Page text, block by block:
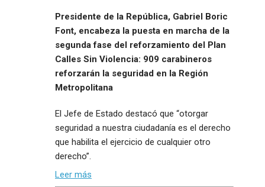
Presidente de la República, Gabriel Boric
Font, encabeza la puesta en marcha de la
segunda fase del reforzamiento del Plan
Calles Sin Violencia: 909 carabineros
reforzarán la seguridad en la Región
Metropolitana
El Jefe de Estado destacó que “otorgar
seguridad a nuestra ciudadanía es el derecho
que habilita el ejercicio de cualquier otro
derecho”.
Leer más